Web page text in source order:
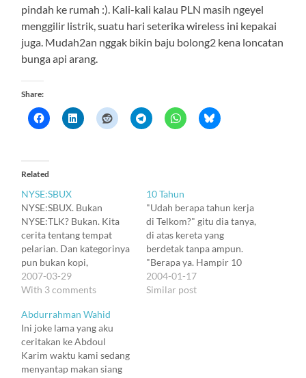
pindah ke rumah :). Kali-kali kalau PLN masih ngeyel
menggilir listrik, suatu hari seterika wireless ini kepakai
juga. Mudah2an nggak bikin baju bolong2 kena loncatan
bunga api arang.
Share:
Related
NYSE:SBUX
NYSE:SBUX. Bukan
NYSE:TLK? Bukan. Kita
cerita tentang tempat
pelarian. Dan kategorinya
pun bukan kopi,
melainkan life. Diawali
dari Sbux Ciwalk dulu.
Budi Putra, Ikhlasul Amal,
dan kemudian Rendy
bergabung. Notebook
dihidupkan. Tapi ... nggak
ada plug untuk listrik.
2007-03-29
With 3 comments
10 Tahun
"Udah berapa tahun kerja
di Telkom?" gitu dia tanya,
di atas kereta yang
berdetak tanpa ampun.
"Berapa ya. Hampir 10
kayaknya." -- Dan tahu-
tahu ada yang masuk dan
2004-01-17
Similar post
Abdurrahman Wahid
Ini joke lama yang aku
ceritakan ke Abdoul
Karim waktu kami sedang
menyantap makan siang